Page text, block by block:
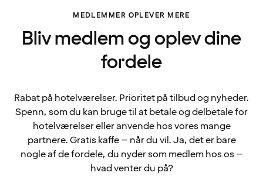
MEDLEMMER OPLEVER MERE
Bliv medlem og oplev dine
fordele
Rabat på hotelværelser. Prioritet på tilbud og nyheder.
Spenn, som du kan bruge til at betale og delbetale for
hotelværelser eller anvende hos vores mange
partnere. Gratis kaffe – når du vil. Ja, det er bare
nogle af de fordele, du nyder som medlem hos os –
hvad venter du på?